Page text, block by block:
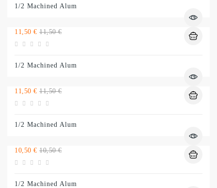
1/2 Machined Alum
Preço
11,50 € Preço
normal
11,50 €
1/2 Machined Alum
Preço
11,50 € Preço
normal
11,50 €
1/2 Machined Alum
Preço
10,50 € Preço
normal
10,50 €
1/2 Machined Alum